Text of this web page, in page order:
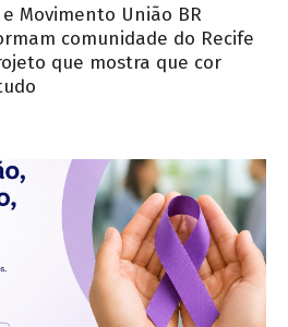
Movimento União BR
comunidade do Recife
que mostra que cor